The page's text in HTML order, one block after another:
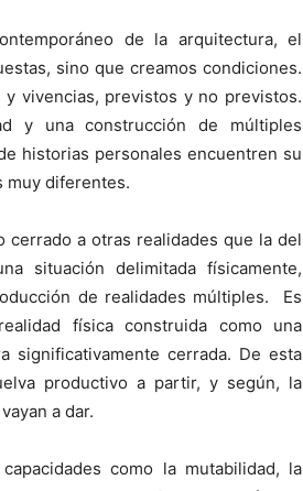
de la arquitectura, el
sino que creamos condiciones.
vivencias, previstos y no previstos.
y una construcción de múltiples
historias personales encuentren su
muy diferentes.
a otras realidades que la del
situación delimitada físicamente,
de realidades múltiples. Es
física construida como una
significativamente cerrada. De esta
productivo a partir, y según, la
a dar.
como la mutabilidad, la